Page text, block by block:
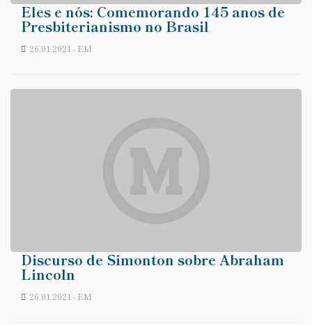
Eles e nós: Comemorando 145 anos de
Presbiterianismo no Brasil
26.01.2021 - EM
Discurso de Simonton sobre Abraham
Lincoln
26.01.2021 - EM